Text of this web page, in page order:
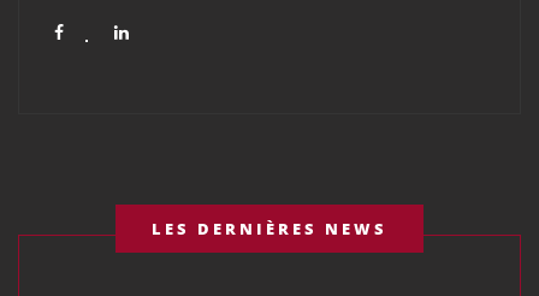
LES DERNIÈRES NEWS